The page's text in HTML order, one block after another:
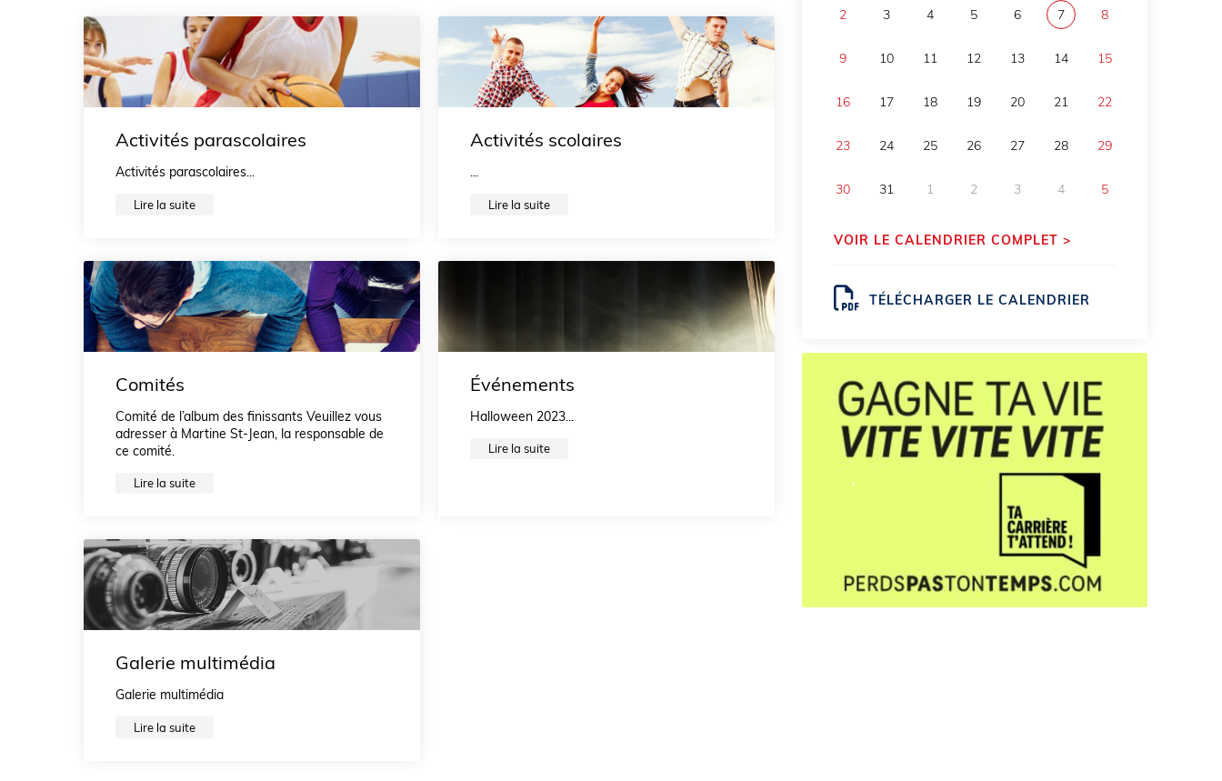
Activités parascolaires
Activités parascolaires...
Lire la suite
Activités scolaires
Lire la suite
Comités
Comité de l’album des finissants Veuillez vous
adresser à Martine St-Jean, la responsable de
ce comité.
Lire la suite
Événements
Halloween 2023...
Lire la suite
Galerie multimédia
Galerie multimédia
Lire la suite
2 3 4 5 6 7 8
9 10 11 12 13 14 15
16 17 18 19 20 21 22
23 24 25 26 27 28 29
30 31 1 2 3 4 5
VOIR LE CALENDRIER COMPLET >
TÉLÉCHARGER LE CALENDRIER
.